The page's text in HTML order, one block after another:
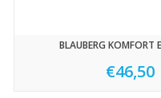
BLAUBERG KOMFORT
€46,50